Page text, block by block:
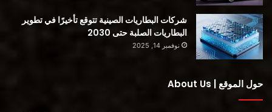
شركات البطاريات الصينية تتوقع تأخيرًا في تطوير
البطاريات الصلبة حتى 2030
نوفمبر 14, 2025
حول الموقع | About Us